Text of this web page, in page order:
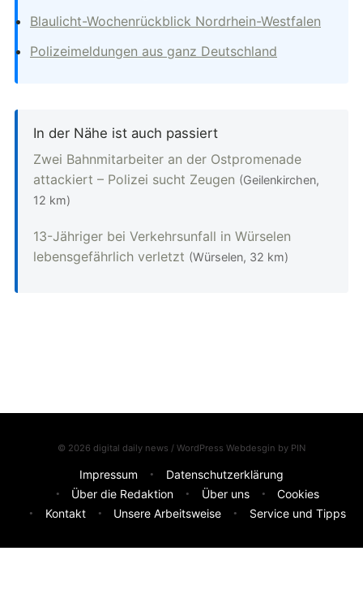
Blaulicht-Wochenrückblick Nordrhein-Westfalen
Polizeimeldungen aus ganz Deutschland
In der Nähe ist auch passiert
Zwei Bahnmitarbeiter an der Ostpromenade
attackiert – Polizei sucht Zeugen (Geilenkirchen,
12 km)
13-Jähriger bei Verkehrsunfall in Würselen
lebensgefährlich verletzt (Würselen, 32 km)
© 2026 digital daily news / WordPress Webdesgin by PIN
Impressum
Datenschutzerklärung
Über die Redaktion
Über uns
Cookies
Kontakt
Unsere Arbeitsweise Service und Tipps